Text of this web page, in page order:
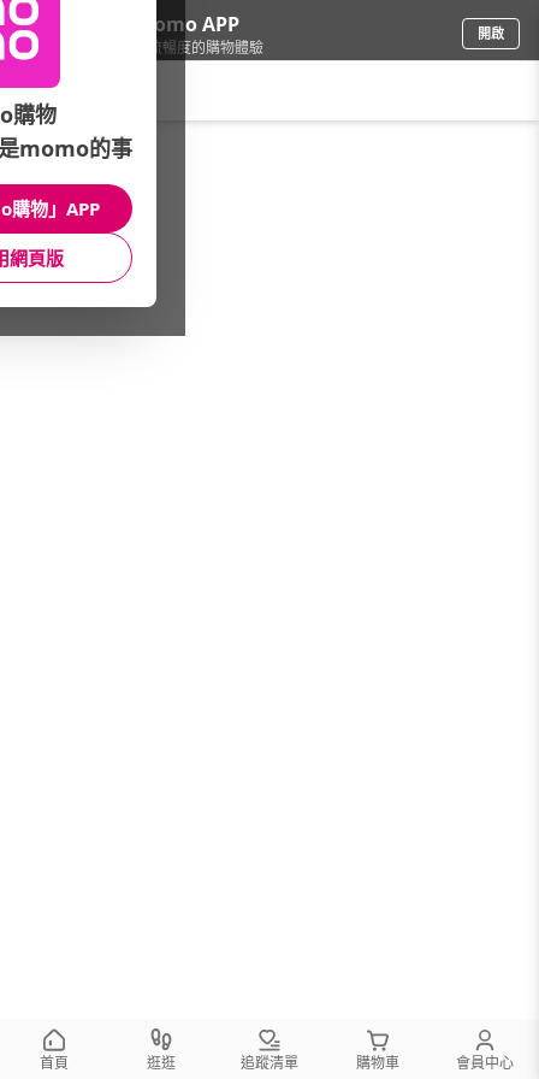
下載momo APP
給你3倍流暢度的購物體驗
開啟
女時尚/連身服/套裝
本館精選商品
館長推薦 月銷量
首頁 逛逛 追蹤清單 購物車 會員中心
購物
momo的事
購物」APP
網頁版